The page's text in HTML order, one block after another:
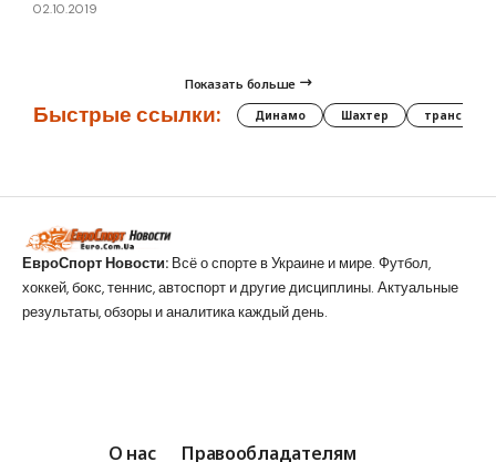
02.10.2019
Показать больше
Быстрые ссылки: Динамо Шахтер трансферы
ЕвроСпорт Новости: Всё о спорте в Украине и мире. Футбол,
хоккей, бокс, теннис, автоспорт и другие дисциплины. Актуальные
результаты, обзоры и аналитика каждый день.
О нас Правообладателям